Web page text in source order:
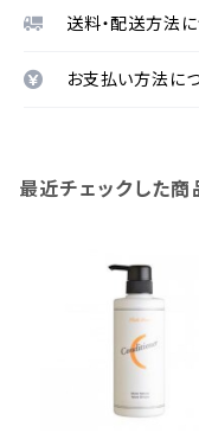
送料・配送方法
お支払い方法に
最近チェックした商